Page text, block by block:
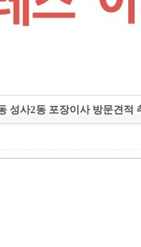
성사2동 포장이사 방문견적